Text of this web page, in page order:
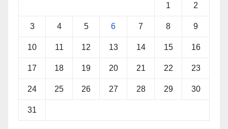
1 2
3 4 5 6 7 8 9
10 11 12 13 14 15 16
17 18 19 20 21 22 23
24 25 26 27 28 29 30
31